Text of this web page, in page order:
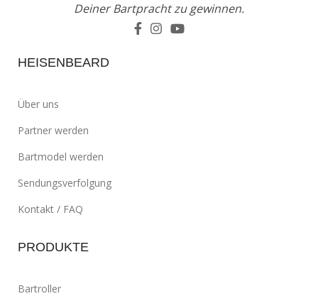
Deiner Bartpracht zu gewinnen.
HEISENBEARD
Über uns
Partner werden
Bartmodel werden
Sendungsverfolgung
Kontakt / FAQ
PRODUKTE
Bartroller